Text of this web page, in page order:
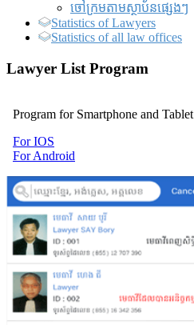
ចៅក្រមតាមស្ថាប័នផ្សេងៗ
Statistics of Lawyers
Statistics of all law offices
Lawyer List Program
Program for Smartphone and Tablet
For IOS
For Android